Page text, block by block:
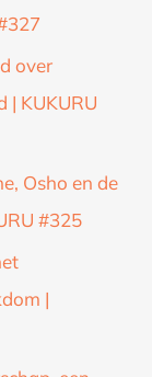
over
| KUKURU
Osho en de
#325
|